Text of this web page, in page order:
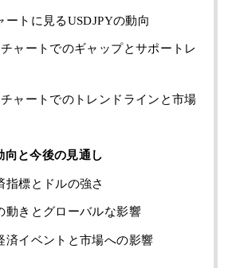
ートに見るUSDJPYの動向
ャートでのギャップとサポートレ
ャートでのトレンドラインと市場
向と今後の見通し
指標とドルの強さ
動きとグローバルな影響
済イベントと市場への影響